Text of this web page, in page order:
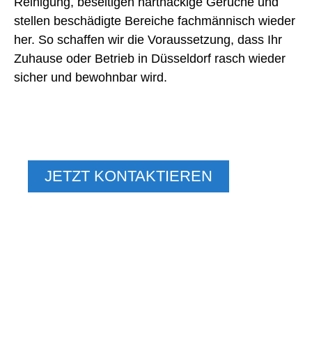
stellen beschädigte Bereiche fachmännisch wieder
her. So schaffen wir die Voraussetzung, dass Ihr
Zuhause oder Betrieb in Düsseldorf rasch wieder
sicher und bewohnbar wird.
JETZT KONTAKTIEREN